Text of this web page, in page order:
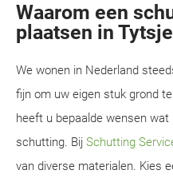
Waarom een
plaatsen in
We wonen in Nederland
fijn om uw eigen stuk grond
heeft u bepaalde wensen
schutting. Bij Schutting
van diverse materialen. Kies